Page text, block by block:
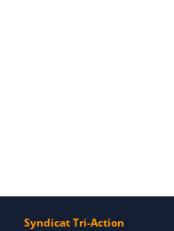
Syndicat Tri-Action